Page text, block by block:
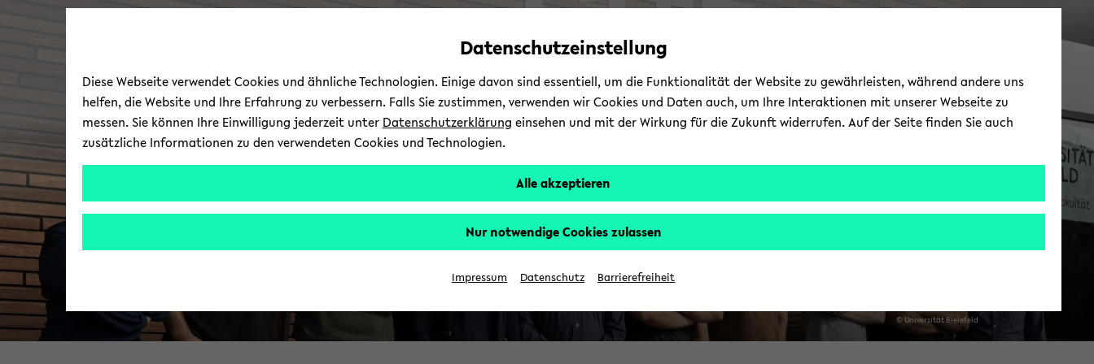
Automatische
vermeiden
zum
wechseln
zum
wechseln
zum
wechseln
© Uni­ver­si­tät Bie­le­feld
Datenschutzeinstellung
Diese Webseite verwendet Cookies und ähnliche Technologien. Einige davon sind essentiell, um die Funktionalität der Website zu gewährleisten, während andere uns
helfen, die Website und Ihre Erfahrung zu verbessern. Falls Sie zustimmen, verwenden wir Cookies und Daten auch, um Ihre Interaktionen mit unserer Webseite zu
messen. Sie können Ihre Einwilligung jederzeit unter Datenschutzerklärung einsehen und mit der Wirkung für die Zukunft widerrufen. Auf der Seite finden Sie auch
zusätzliche Informationen zu den verwendeten Cookies und Technologien.
Alle akzeptieren
Nur notwendige Cookies zulassen
Impressum Datenschutz Barrierefreiheit